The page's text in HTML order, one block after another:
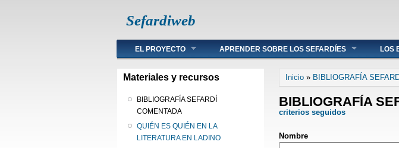
Sefardiweb
Main menu
EL PROYECTO APRENDER SOBRE LOS SEFARDÍES LOS
Materiales y recursos
BIBLIOGRAFÍA SEFARDÍ
COMENTADA
QUIÉN ES QUIÉN EN LA
LITERATURA EN LADINO
Se encuentra usted
Inicio » BIBLIOGRAFÍA
BIBLIOGRAFÍA
criterios seguidos
Nombre